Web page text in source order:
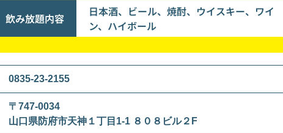
飲み放題内容
日本酒、ビール、焼酎、ウイスキー、ワイ
ン、ハイボール
0835-23-2155
〒747-0034
山口県防府市天神１丁目1-1 ８０８ビル２F